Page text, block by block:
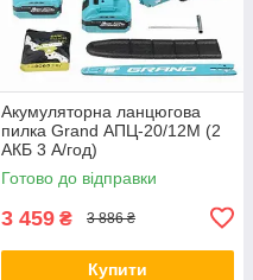
Акумуляторна ланцюгова
пилка Grand АПЦ-20/12M (2
АКБ 3 А/год)
Готово до відправки
3 459 ₴ 3 886 ₴
Купити